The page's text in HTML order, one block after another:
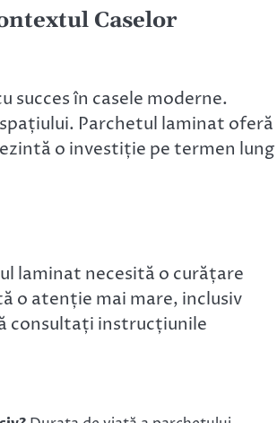
Caselor
în casele moderne.
Parchetul laminat oferă
o investiție pe termen lung
laminat necesită o curățare
o atenție mai mare, inclusiv
consultați instrucțiunile